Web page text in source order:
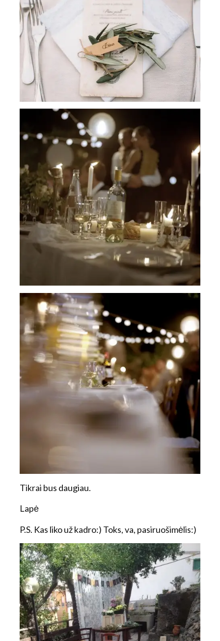
Tikrai bus daugiau.
Lapė
P.S. Kas liko už kadro:) Toks, va, pasiruošimėlis:)